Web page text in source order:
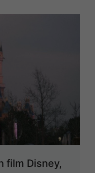
film Disney,